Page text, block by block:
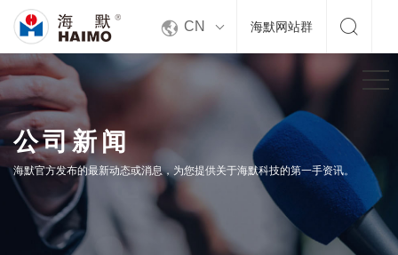
 CN 海默网站群 
公司新闻
海默官方发布的最新动态或消息，为您提供关于海默科技的第一手资讯。